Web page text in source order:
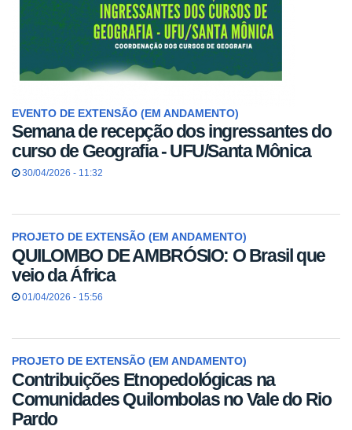
EVENTO DE EXTENSÃO (EM ANDAMENTO)
Semana de recepção dos ingressantes do
curso de Geografia - UFU/Santa Mônica
30/04/2026 - 11:32
PROJETO DE EXTENSÃO (EM ANDAMENTO)
QUILOMBO DE AMBRÓSIO: O Brasil que
veio da África
01/04/2026 - 15:56
PROJETO DE EXTENSÃO (EM ANDAMENTO)
Contribuições Etnopedológicas na
Comunidades Quilombolas no Vale do Rio
Pardo